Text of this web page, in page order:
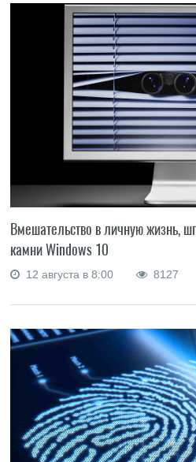
Вмешательство в личную жизнь,
камни Windows 10
12 августа в 8:00 8127